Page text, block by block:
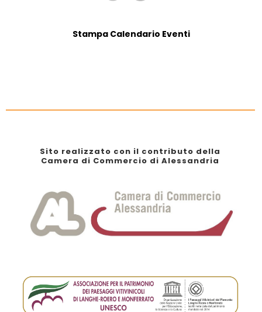
Stampa Calendario Eventi
Sito realizzato con il contributo della
Camera di Commercio di Alessandria